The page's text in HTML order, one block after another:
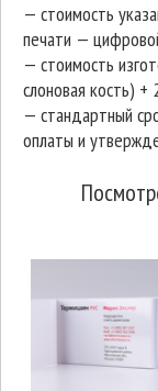
— стоимость
печати —
— стоимость
слоновая кость)
— стандартный
оплаты и